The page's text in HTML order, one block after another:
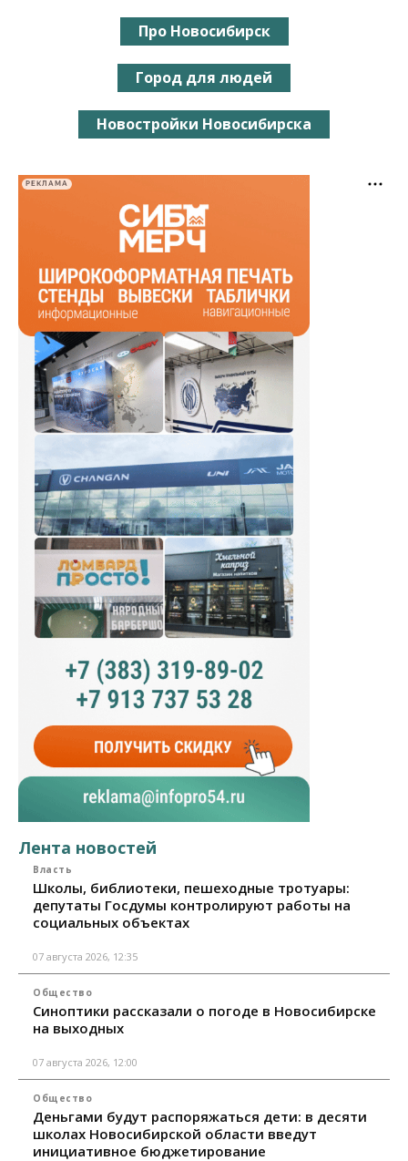
Про Новосибирск
Город для людей
Новостройки Новосибирска
РЕКЛАМА
Лента новостей
Власть
Школы, библиотеки, пешеходные тротуары:
депутаты Госдумы контролируют работы на
социальных объектах
07 августа 2026, 12:35
Общество
Синоптики рассказали о погоде в Новосибирске
на выходных
07 августа 2026, 12:00
Общество
Деньгами будут распоряжаться дети: в десяти
школах Новосибирской области введут
инициативное бюджетирование